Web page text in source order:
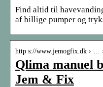
Find altid til
af billige pumper og
http s://www.jemogfix.dk › …
Qlima manuel
Jem & Fix